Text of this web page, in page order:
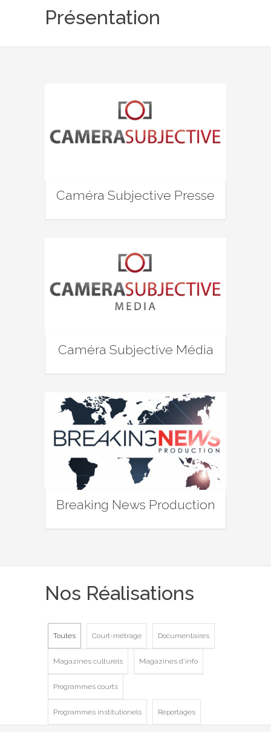
Présentation
Caméra Subjective Presse
Caméra Subjective Média
Breaking News Production
Nos Réalisations
Toutes Court-métrage Documentaires
Magazines culturels Magazines d'info
Programmes courts
Programmes institutionels Reportages